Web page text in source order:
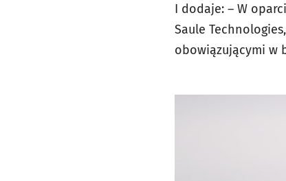
I dodaje: – W
Saule
obowiązującymi w